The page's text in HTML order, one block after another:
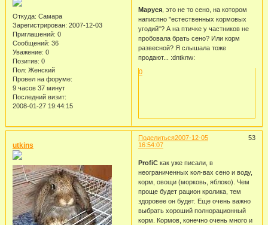
Откуда: Самара
Зарегистрирован: 2007-12-03
Приглашений: 0
Сообщений: 36
Уважение: 0
Позитив: 0
Пол: Женский
Провел на форуме:
9 часов 37 минут
Последний визит:
2008-01-27 19:44:15
Маруся, это не то сено, на котором
написпно "естественных кормовых
угодий"? А на птичке у частников не
пробовала брать сено? Или корм
развесной? Я слышала тоже
продают... :dntknw:
0
Поделиться 53
2007-12-05
16:54:07
utkins
ProfiCкак уже писали, в
неограниченных кол-вах сено и воду,
корм, овощи (морковь, яблоко). Чем
проще будет рацион кролика, тем
здоровее он будет. Еще очень важно
выбрать хороший полнорационный
корм. Кормов, конечно очень много и